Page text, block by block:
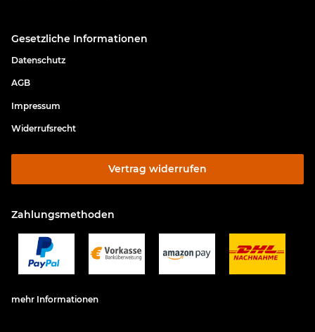
Gesetzliche Informationen
Datenschutz
AGB
Impressum
Widerrufsrecht
Vertrag widerrufen
Zahlungsmethoden
mehr Informationen